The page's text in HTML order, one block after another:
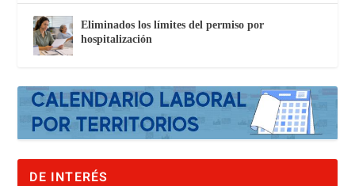
Eliminados los límites del permiso por
hospitalización
DE INTERÉS